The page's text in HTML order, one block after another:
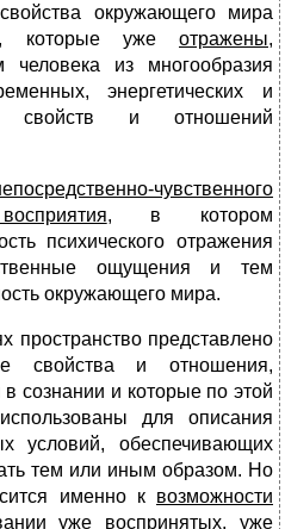
окружающего мира
которые уже отражены,
человека из многообразия
энергетических и
свойств и отношений
чувственного
, в котором
психического отражения
ощущения и тем
окружающего мира.
пространство представлено
свойства и отношения,
сознании и которые по этой
для описания
условий, обеспечивающих
тем или иным образом. Но
именно к возможности
уже воспринятых, уже